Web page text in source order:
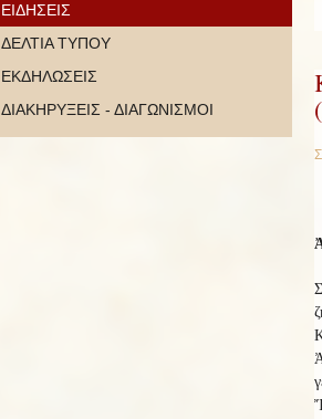
ΕΙΔΗΣΕΙΣ
ΔΕΛΤΙΑ ΤΥΠΟΥ
ΕΚΔΗΛΩΣΕΙΣ
ΔΙΑΚΗΡΥΞΕΙΣ - ΔΙΑΓΩΝΙΣΜΟΙ